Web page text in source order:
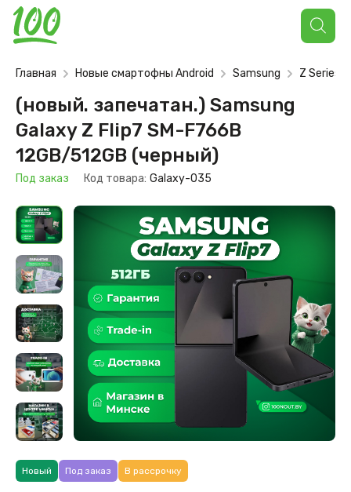
Поиск
товаров
Главная Новые смартофны Android Samsung Z Series
(новый. запечатан.) Samsung
Galaxy Z Flip7 SM-F766B
12GB/512GB (черный)
Под заказ Код товара: Galaxy-035
Новый Под заказ В рассрочку